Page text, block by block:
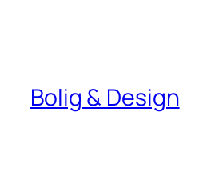
Bolig & Design